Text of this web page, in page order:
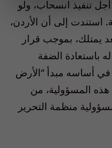
تنفيذ انسحاب، ولو
استندت إلى أن الأردن،
يمتلك، بموجب قرار
باستعادة الضفة
242 الذي في أساسه مبدأ “الأرض
المسؤولية، من
منظمة التحرير